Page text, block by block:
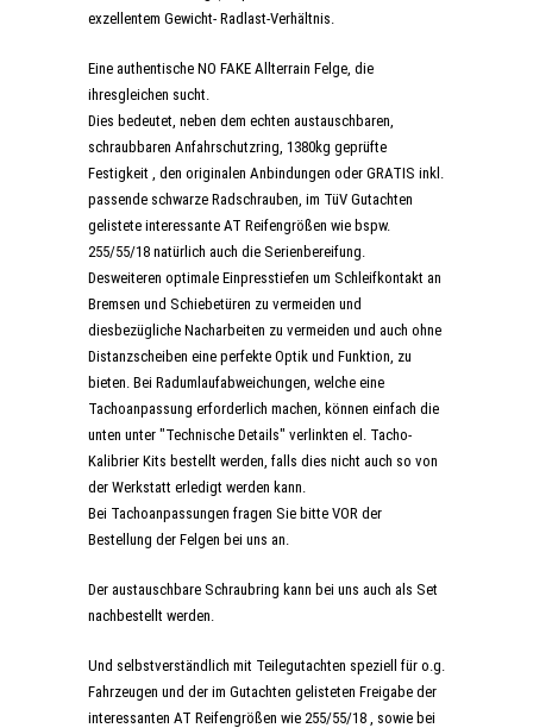
exzellentem Gewicht- Radlast-Verhältnis.
Eine authentische NO FAKE Allterrain Felge, die
ihresgleichen sucht.
Dies bedeutet, neben dem echten austauschbaren,
schraubbaren Anfahrschutzring, 1380kg geprüfte
Festigkeit , den originalen Anbindungen oder GRATIS inkl.
passende schwarze Radschrauben, im TüV Gutachten
gelistete interessante AT Reifengrößen wie bspw.
255/55/18 natürlich auch die Serienbereifung.
Desweiteren optimale Einpresstiefen um Schleifkontakt an
Bremsen und Schiebetüren zu vermeiden und
diesbezügliche Nacharbeiten zu vermeiden und auch ohne
Distanzscheiben eine perfekte Optik und Funktion, zu
bieten. Bei Radumlaufabweichungen, welche eine
Tachoanpassung erforderlich machen, können einfach die
unten unter "Technische Details" verlinkten el. Tacho-
Kalibrier Kits bestellt werden, falls dies nicht auch so von
der Werkstatt erledigt werden kann.
Bei Tachoanpassungen fragen Sie bitte VOR der
Bestellung der Felgen bei uns an.
Der austauschbare Schraubring kann bei uns auch als Set
nachbestellt werden.
Und selbstverständlich mit Teilegutachten speziell für o.g.
Fahrzeugen und der im Gutachten gelisteten Freigabe der
interessanten AT Reifengrößen wie 255/55/18 , sowie bei